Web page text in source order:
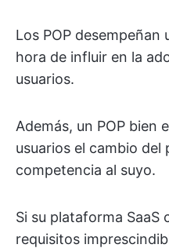
Los POP
hora de influir en la
usuarios.
Además, un POP bien
usuarios el cambio del
competencia al suyo.
Si su plataforma SaaS
requisitos